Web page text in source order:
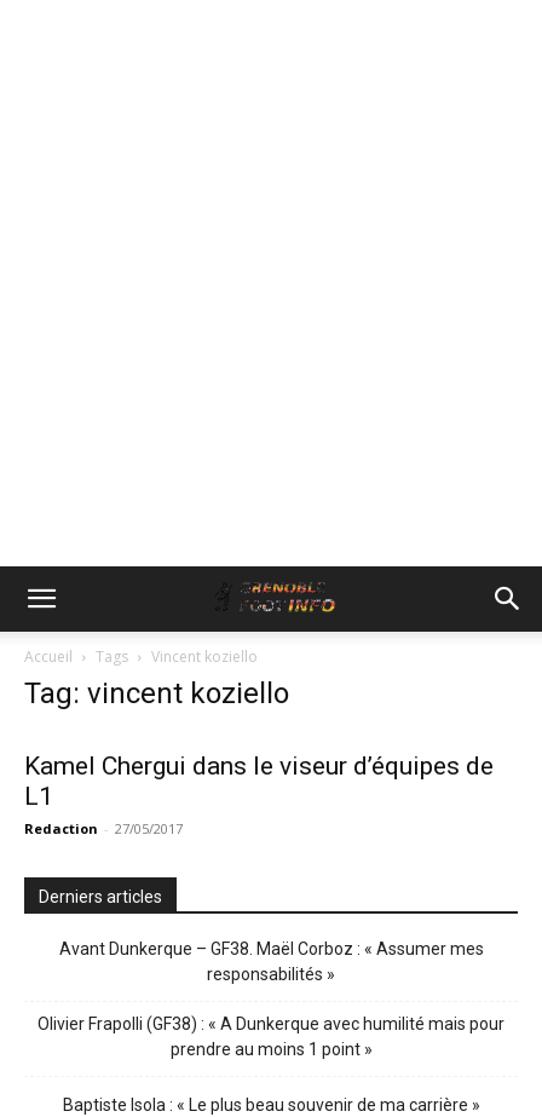
Accueil Tags Vincent koziello
Tag: vincent koziello
Kamel Chergui dans le viseur d’équipes de
L1
Redaction - 27/05/2017
Derniers articles
Avant Dunkerque – GF38. Maël Corboz : « Assumer mes
responsabilités »
Olivier Frapolli (GF38) : « A Dunkerque avec humilité mais pour
prendre au moins 1 point »
Baptiste Isola : « Le plus beau souvenir de ma carrière »